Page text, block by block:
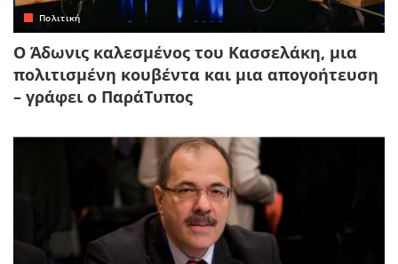
Πολιτική
Ο Άδωνις καλεσμένος του Κασσελάκη, μια
πολιτισμένη κουβέντα και μια απογοήτευση
– γράφει ο ΠαράΤυπος